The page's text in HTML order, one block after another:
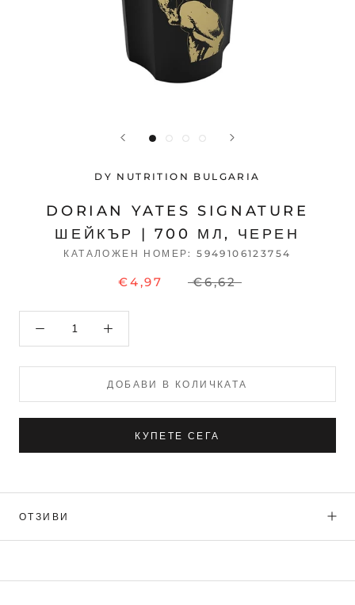
DY NUTRITION BULGARIA
DORIAN YATES SIGNATURE
ШЕЙКЪР | 700 МЛ, ЧЕРЕН
КАТАЛОЖЕН НОМЕР:5949106123754
€4,97 €6,62
ДОБАВИ В КОЛИЧКАТА
КУПЕТЕ СЕГА
ОТЗИВИ